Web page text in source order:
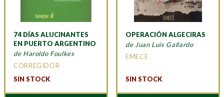
74 DÍAS ALUCINANTES
EN PUERTO ARGENTINO
de Haroldo Foulkes
CORREGIDOR
SIN STOCK
OPERACIÓN ALGECIRAS
de Juan Luis Gallardo
EMECE
SIN STOCK